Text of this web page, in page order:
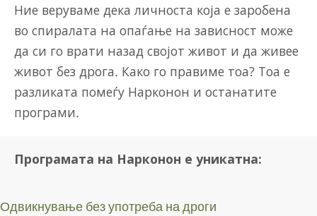
Ние веруваме дека личноста која е заробена
во спиралата на опаѓање на зависност може
да си го врати назад својот живот и да живее
живот без дрога. Како го правиме тоа? Тоа е
разликата помеѓу Нарконон и останатите
програми.
Програмата на Нарконон е уникатна:
Одвикнување без употреба на дроги